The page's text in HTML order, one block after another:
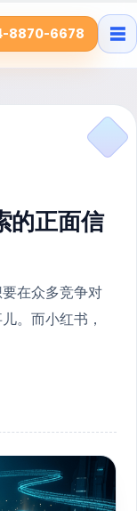
8870-6678 ☰
的正面信
在众多竞争对
。而小红书，